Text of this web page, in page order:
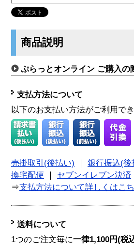
商品説明
ぷらっとオンライン ご購入の
支払方法について
以下のお支払い方法がご利用で
売掛取引(後払い)
銀行振込(後
換宅配便
セブンイレブン決済
⇒支払方法について詳しくはこ
送料について
1つのご注文毎に一律1,100円(税